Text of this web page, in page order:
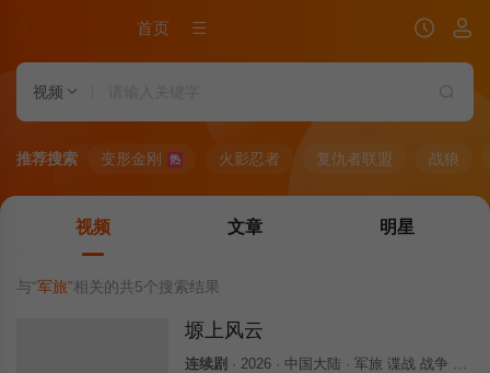
首页
视频
推荐搜索 变形金刚 热 火影忍者 复仇者联盟 战狼
视频 文章 明星
与“军旅”相关的共5个搜索结果
塬上风云
连续剧 · 2026 · 中国大陆 · 军旅 谍战 战争 国产